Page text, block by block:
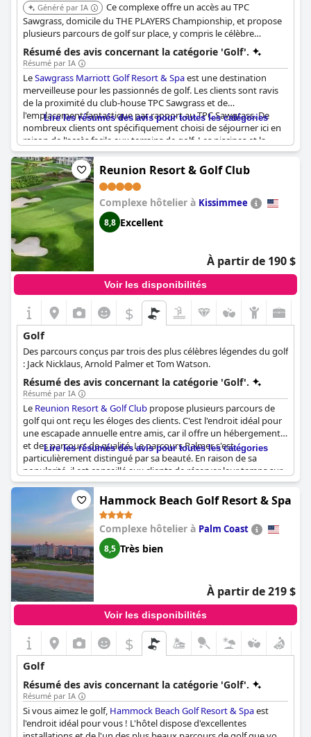
Généré par IA
Ce complexe offre un accès au TPC
Sawgrass, domicile du THE PLAYERS Championship, et propose
plusieurs parcours de golf sur place, y compris le célèbre
Stadium Course. Il dispose également d'un spa et de plusieurs
options de restauration pour une expérience de séjour golfique
complète.
Résumé des avis concernant la catégorie 'Golf'.
Résumé par IA
LeSawgrass Marriott Golf Resort & Spaest une destination
merveilleuse pour les passionnés de golf. Les clients sont ravis
de la proximité du club-house TPC Sawgrass et de
l'emplacement fantastique par rapport au TPC Sawgrass. De
nombreux clients ont spécifiquement choisi de séjourner ici en
raison de l'accès facile aux terrains de golf. Les piscines et la
plage du complexe sont également des points forts, bien que
certains clients mentionnent que le mini-golf pourrait être
amélioré. Un client chanceux a même bénéficié de golf gratuit
pendant son séjour. Il est important de noter que les terrains de
golf n'étaient pas ouverts pendant certains séjours, mais dans
l'ensemble, le complexe est considéré comme un paradis du golf
par de nombreux clients. Bien que quelques critiques aient
remis en question le rapport qualité-prix, c'est une excellente
option pour ceux qui cherchent à profiter du golf pendant leurs
vacances.
Lire les résumés des avis pour toutes les catégories
Reunion Resort & Golf Club
Complexe hôtelier à Kissimmee
8,8 Excellent
À partir de 190 $
Voir les disponibilités
$
Golf
Des parcours conçus par trois des plus célèbres légendes du golf
: Jack Nicklaus, Arnold Palmer et Tom Watson.
Résumé des avis concernant la catégorie 'Golf'.
Résumé par IA
Le Reunion Resort & Golf Club propose plusieurs parcours de
golf qui ont reçu les éloges des clients. C'est l'endroit idéal pour
une escapade annuelle entre amis, car il offre un hébergement
et des parcours de qualité. Le parcours Palmer s'est
particulièrement distingué par sa beauté. En raison de sa
popularité, il est conseillé aux clients de réserver leur temps sur
ce parcours quelques jours avant leur voyage. Outre le golf, les
clients ont également apprécié le mini-golf et l'atmosphère
générale de détente. La vue sur le terrain de golf depuis les
chambres a également ajouté à l'expérience. Même s'ils sont un
peu plus chers pour les clients du centre de villégiature, les
droits de jeu en valent la peine par rapport à d'autres terrains de
golf situés à proximité.
Lire les résumés des avis pour toutes les catégories
Hammock Beach Golf Resort & Spa
Complexe hôtelier à Palm Coast
8,5 Très bien
À partir de 219 $
Voir les disponibilités
$
Golf
Résumé des avis concernant la catégorie 'Golf'.
Résumé par IA
Si vous aimez le golf, Hammock Beach Golf Resort & Spaest
l'endroit idéal pour vous ! L'hôtel dispose d'excellentes